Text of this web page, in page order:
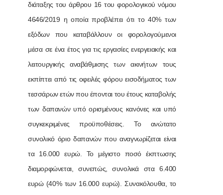
διάταξης του άρθρου 16 του φορολογικού νόμου
4646/2019 η οποία προβλέπει ότι το 40% των
εξόδων που καταβάλλουν οι φορολογούμενοι
μέσα σε ένα έτος για τις εργασίες ενεργειακής και
λειτουργικής αναβάθμισης των ακινήτων τους
εκπίπτει από τις οφειλές φόρου εισοδήματος των
τεσσάρων ετών που έπονται του έτους καταβολής
των δαπανών υπό ορισμένους κανόνες και υπό
συγκεκριμένες προϋποθέσεις. Το ανώτατο
συνολικό όριο δαπανών που αναγνωρίζεται είναι
τα 16.000 ευρώ. Το μέγιστο ποσό έκπτωσης
διαμορφώνεται, συνεπώς, συνολικά στα 6.400
ευρώ (40% των 16.000 ευρώ). Συνακόλουθα, το